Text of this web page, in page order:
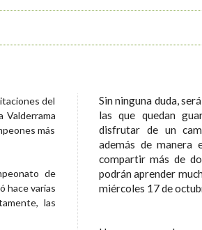
del
Valderrama
más
de
hace varias
las
Sin ninguna duda,
las que quedan
disfrutar de un
además de manera
compartir más de
podrán aprender
miércoles 17 de